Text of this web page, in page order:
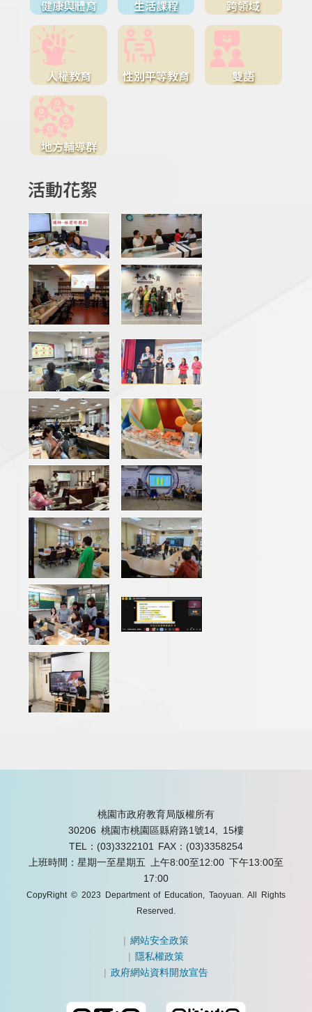
健康與體育 生活課程 跨領域
人權教育 性別平等教育 雙語
地方輔導群
活動花絮
桃園市政府教育局版權所有
30206 桃園市桃園區縣府路1號14, 15樓
TEL：(03)3322101 FAX：(03)3358254
上班時間：星期一至星期五 上午8:00至12:00 下午13:00至
17:00
CopyRight © 2023 Department of Education, Taoyuan. All Rights
Reserved.
|網站安全政策
| 隱私權政策
|政府網站資料開放宣告